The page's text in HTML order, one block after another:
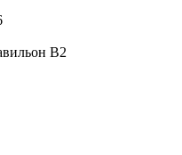
В2